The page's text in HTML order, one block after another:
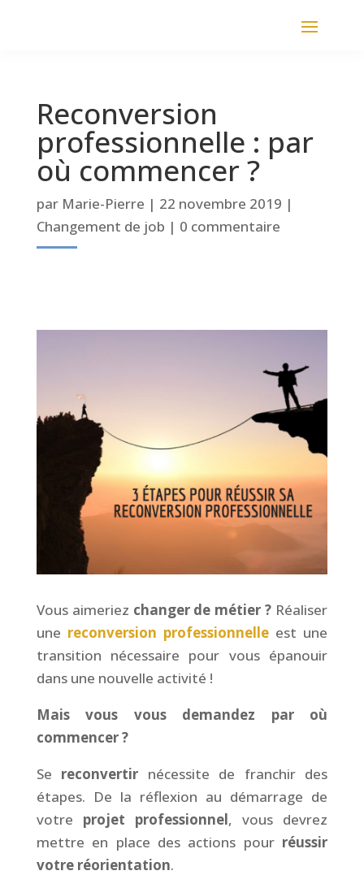
Reconversion
professionnelle : par
où commencer ?
par Marie-Pierre | 22 novembre 2019 |
Changement de job | 0 commentaire
Vous aimeriez changer de métier ? Réaliser
une reconversion professionnelle est une
transition nécessaire pour vous épanouir
dans une nouvelle activité !
Mais vous vous demandez par où
commencer ?
Se reconvertir nécessite de franchir des
étapes. De la réflexion au démarrage de
votre projet professionnel, vous devrez
mettre en place des actions pour réussir
votre réorientation.